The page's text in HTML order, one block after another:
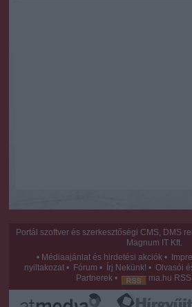
Portál szoftver és szerkesztőségi CMS, DMS
Magnum IT Kft.
• Médiaajánlat és hirdetési akciók •
nyiltakozat • Fórum • Írj Nekünk! •Olvasói
Partnerek • ma.hu